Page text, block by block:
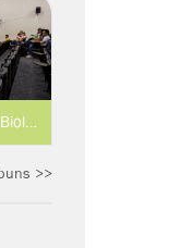
IV Jornada de Biologia Parasitária
>>